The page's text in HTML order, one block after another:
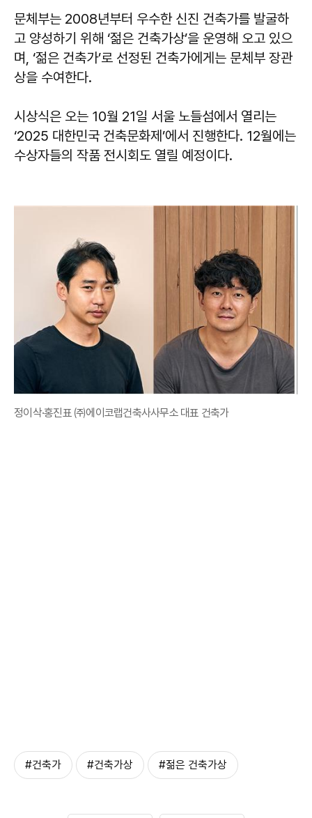
문체부는 2008년부터 우수한 신진 건축가를 발굴하
고 양성하기 위해 ‘젊은 건축가상’을 운영해 오고 있으
며, ‘젊은 건축가’로 선정된 건축가에게는 문체부 장관
상을 수여한다.
시상식은 오는 10월 21일 서울 노들섬에서 열리는
‘2025 대한민국 건축문화제’에서 진행한다. 12월에는
수상자들의 작품 전시회도 열릴 예정이다.
정이삭·홍진표 ㈜에이코랩건축사사무소 대표 건축가
#건축가 #건축가상 #젊은 건축가상